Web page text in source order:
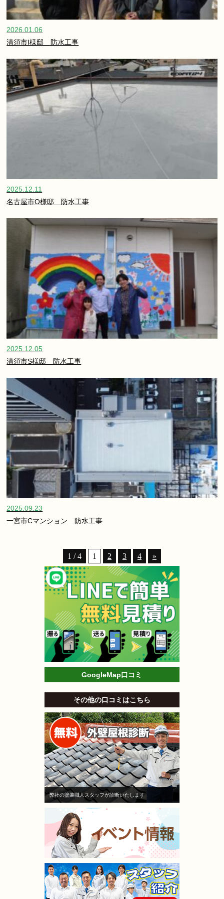
2026.01.06
清須市I様邸 防水工事
2025.12.11
名古屋市O様邸 防水工事
2025.12.05
清須市S様邸 防水工事
2025.09.23
一宮市Cマンション 防水工事
1 / 4 1 2 3 4 »
GoogleMap口コミ
その他の口コミはこちら
弊社の塗装職人スタッフが診断いたします